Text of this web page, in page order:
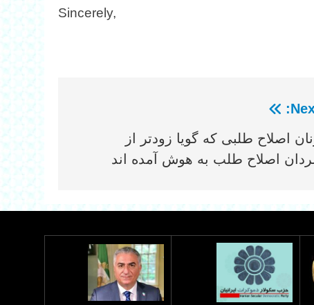
Sincerely,
اصلاح طلبی که گویا زودتر از
اصلاح طلب به هوش آمده اند